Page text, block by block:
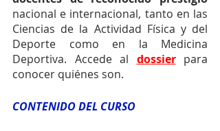
nacional e internacional, tanto en las
Ciencias de la Actividad Física y del
Deporte como en la Medicina
Deportiva. Accede al dossier para
conocer quiénes son.
CONTENIDO DEL CURSO